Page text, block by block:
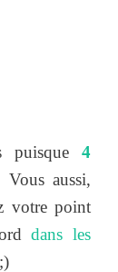
puisque 4
Vous aussi,
votre point
dans les